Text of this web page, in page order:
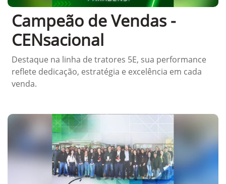
Campeão de Vendas -
CENsacional
Destaque na linha de tratores 5E, sua performance
reflete dedicação, estratégia e excelência em cada
venda.